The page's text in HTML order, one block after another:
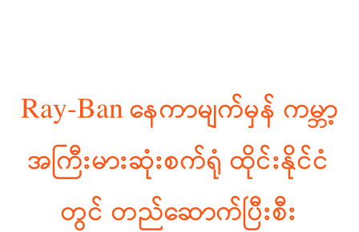
Ray-Ban နေကာမျက်မှန် ကမ္ဘာ့
အကြီးမားဆုံးစက်ရုံ ထိုင်းနိုင်ငံ
တွင် တည်ဆောက်ပြီးစီး